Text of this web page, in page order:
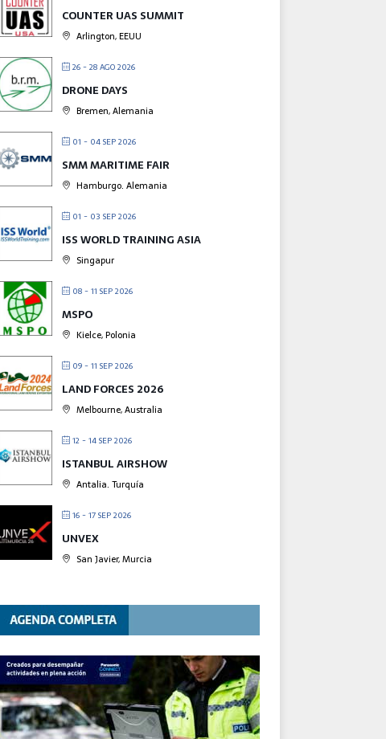
COUNTER UAS SUMMIT
Arlington, EEUU
26 - 28 AGO 2026
DRONE DAYS
Bremen, Alemania
01 - 04 SEP 2026
SMM MARITIME FAIR
Hamburgo. Alemania
01 - 03 SEP 2026
ISS WORLD TRAINING ASIA
Singapur
08 - 11 SEP 2026
MSPO
Kielce, Polonia
09 - 11 SEP 2026
LAND FORCES 2026
Melbourne, Australia
12 - 14 SEP 2026
ISTANBUL AIRSHOW
Antalia. Turquía
16 - 17 SEP 2026
UNVEX
San Javier, Murcia